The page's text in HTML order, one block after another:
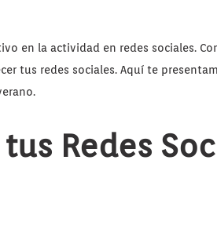
en la actividad en redes sociales.
tus redes sociales. Aquí te
Redes